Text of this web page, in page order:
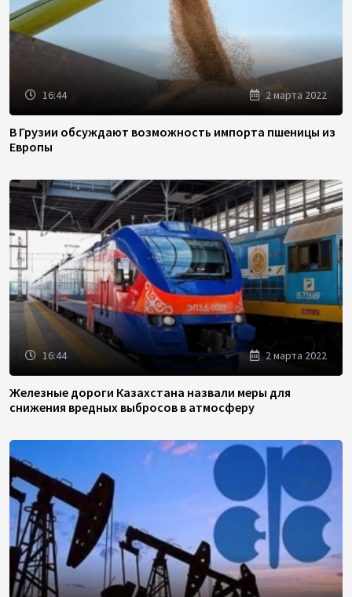
16:44 2 марта 2022
В Грузии обсуждают возможность импорта пшеницы из
Европы
16:44 2 марта 2022
Железные дороги Казахстана назвали меры для
снижения вредных выбросов в атмосферу